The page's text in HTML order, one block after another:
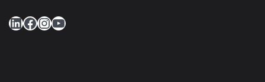
LinkedIn Facebook InstagramYouTube